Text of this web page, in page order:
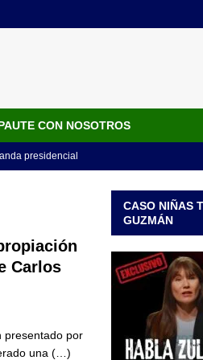
CON NOSOTROS
presidencial
y llama a
De La
de activos y
Carlos
presentado por
una (…)
CASO NIÑAS
GUZMÁN